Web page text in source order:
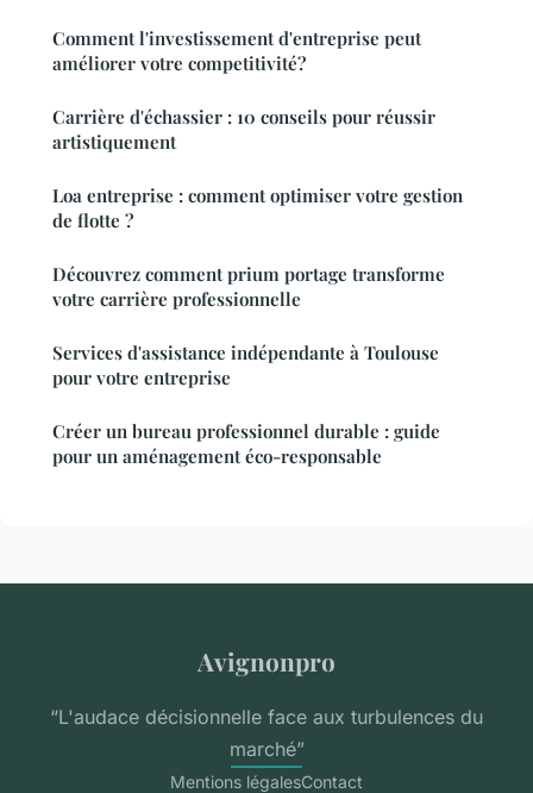
Comment l'investissement d'entreprise peut
améliorer votre competitivité?
Carrière d'échassier : 10 conseils pour réussir
artistiquement
Loa entreprise : comment optimiser votre gestion
de flotte ?
Découvrez comment prium portage transforme
votre carrière professionnelle
Services d'assistance indépendante à Toulouse
pour votre entreprise
Créer un bureau professionnel durable : guide
pour un aménagement éco-responsable
Avignonpro
“L'audace décisionnelle face aux turbulences du
marché”
Mentions légalesContact